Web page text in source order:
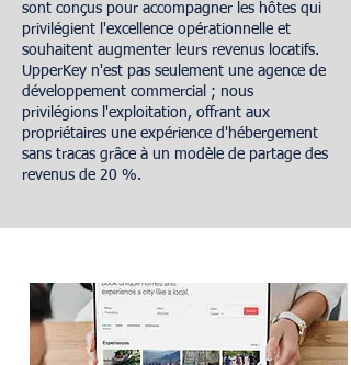
sont conçus pour accompagner les hôtes qui
privilégient l'excellence opérationnelle et
souhaitent augmenter leurs revenus locatifs.
UpperKey n'est pas seulement une agence de
développement commercial ; nous
privilégions l'exploitation, offrant aux
propriétaires une expérience d'hébergement
sans tracas grâce à un modèle de partage des
revenus de 20 %.